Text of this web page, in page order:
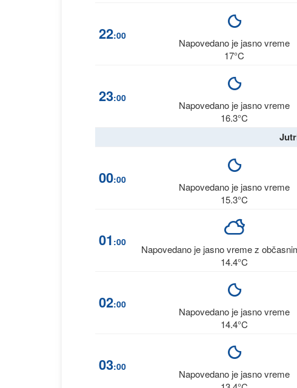
22:00
Napovedano je jasno vreme
17°C
23:00
Napovedano je jasno vreme
16.3°C
00:00
Napovedano je jasno vreme
15.3°C
01 :00
Napovedano je jasno vreme z
14.4°C
02:00
Napovedano je jasno vreme
14.4°C
03:00
Napovedano je jasno vreme